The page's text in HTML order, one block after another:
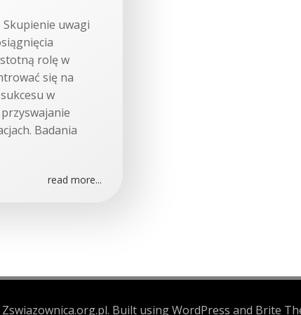
uwagi
rolę w
się na
w
Badania
read more...
Built using WordPress and Brite